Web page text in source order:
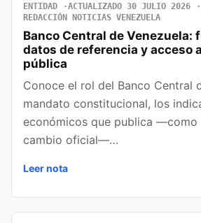
ENTIDAD ACTUALIZADO 30 JULIO 2026
REDACCIÓN NOTICIAS VENEZUELA
Banco Central de Venezuela:
datos de referencia y acceso
pública
Conoce el rol del Banco Central
mandato constitucional, los
económicos que publica
cambio oficial—…
Leer nota